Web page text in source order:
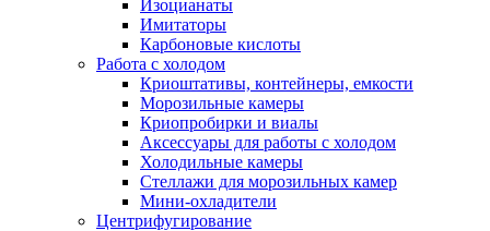
Изоцианаты
Имитаторы
Карбоновые кислоты
Работа с холодом
Криоштативы, контейнеры, емкости
Морозильные камеры
Криопробирки и виалы
Аксессуары для работы с холодом
Холодильные камеры
Стеллажи для морозильных камер
Мини-охладители
Центрифугирование